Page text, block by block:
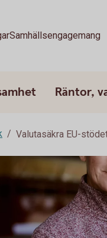
Samhällsengagemang
Räntor,
Valutasäkra EU-